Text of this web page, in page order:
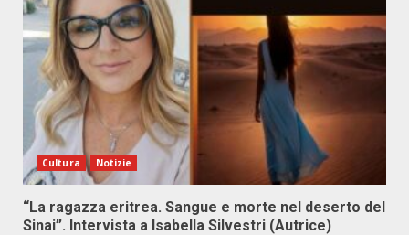
Cultura Notizie
“La ragazza eritrea. Sangue e morte nel deserto del
Sinai”. Intervista a Isabella Silvestri (Autrice)